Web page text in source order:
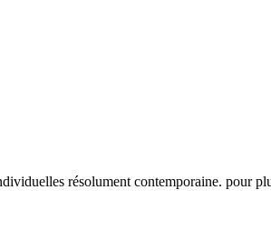
résolument contemporaine. pour